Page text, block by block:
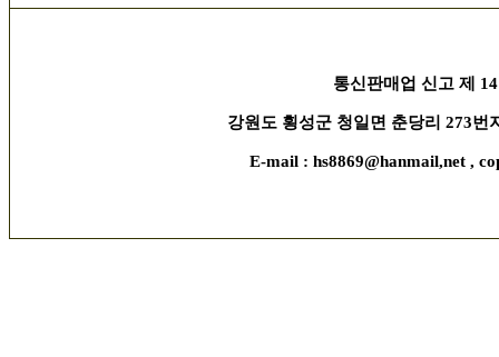
통신판매업 신고 제
강원도 횡성군 청일면 춘당리 273번
E-mail : hs8869@hanmail,net ,